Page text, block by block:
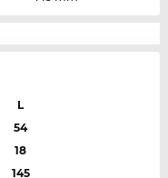
L
54
18
145